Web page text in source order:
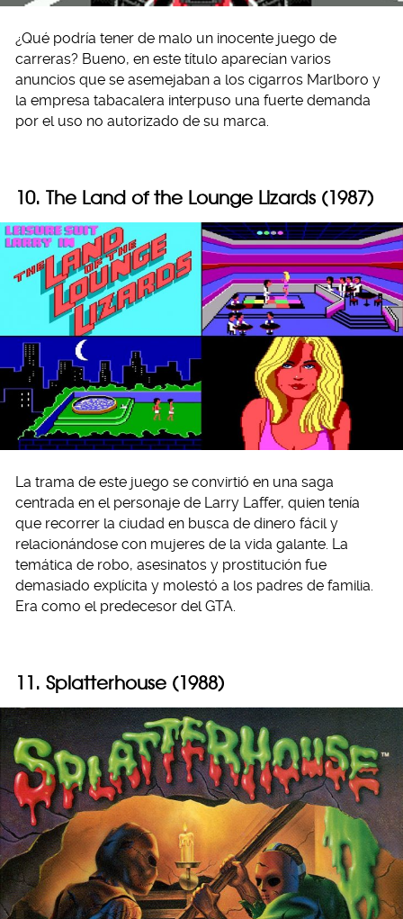
¿Qué podría tener de malo un inocente juego de
carreras? Bueno, en este título aparecían varios
anuncios que se asemejaban a los cigarros Marlboro y
la empresa tabacalera interpuso una fuerte demanda
por el uso no autorizado de su marca.
10. The Land of the Lounge Lizards (1987)
La trama de este juego se convirtió en una saga
centrada en el personaje de Larry Laffer, quien tenía
que recorrer la ciudad en busca de dinero fácil y
relacionándose con mujeres de la vida galante. La
temática de robo, asesinatos y prostitución fue
demasiado explícita y molestó a los padres de familia.
Era como el predecesor del GTA.
11. Splatterhouse (1988)